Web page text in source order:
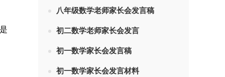
八年级数学老师家长会发言稿
初二数学老师家长会发言
初一数学家长会发言稿
初一数学家长会发言材料